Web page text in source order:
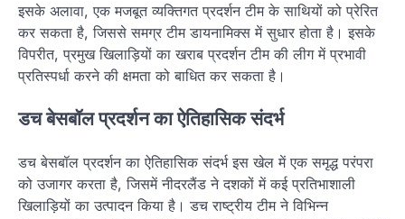
इसके अलावा, एक मजबूत व्यक्तिगत प्रदर्शन टीम के साथियों को प्रेरित
कर सकता है, जिससे समग्र टीम डायनामिक्स में सुधार होता है। इसके
विपरीत, प्रमुख खिलाड़ियों का खराब प्रदर्शन टीम की लीग में प्रभावी
प्रतिस्पर्धा करने की क्षमता को बाधित कर सकता है।
डच बेसबॉल प्रदर्शन का ऐतिहासिक संदर्भ
डच बेसबॉल प्रदर्शन का ऐतिहासिक संदर्भ इस खेल में एक समृद्ध परंपरा
को उजागर करता है, जिसमें नीदरलैंड ने दशकों में कई प्रतिभाशाली
खिलाड़ियों का उत्पादन किया है। डच राष्ट्रीय टीम ने विभिन्न